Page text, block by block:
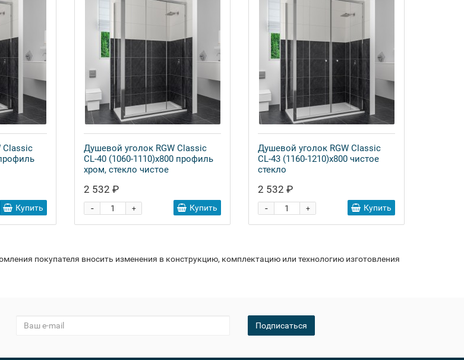
Classic
Купить
Душевой уголок RGW Classic
CL-40 (1060-1110)х800 профиль
хром, стекло чистое
2 532 ₽
+
- Купить
Душевой уголок RGW Classic
CL-43 (1160-1210)x800 чистое
стекло
2 532 ₽
+
- Купить
покупателя вносить изменения в конструкцию, комплектацию или технологию изготовления
Подписаться